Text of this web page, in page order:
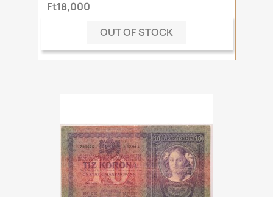
Ft18,000
OUT OF STOCK